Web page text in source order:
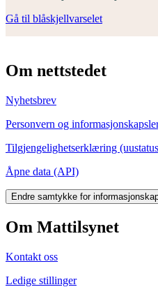
Gå til blåskjellvarselet
Om nettstedet
Nyhetsbrev
Personvern og
Tilgjengelighetserklæring
Åpne data (API)
Endre samtykke for
Om Mattilsynet
Kontakt oss
Ledige stillinger